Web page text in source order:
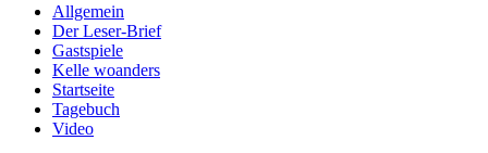
Allgemein
Der Leser-Brief
Gastspiele
Kelle woanders
Startseite
Tagebuch
Video